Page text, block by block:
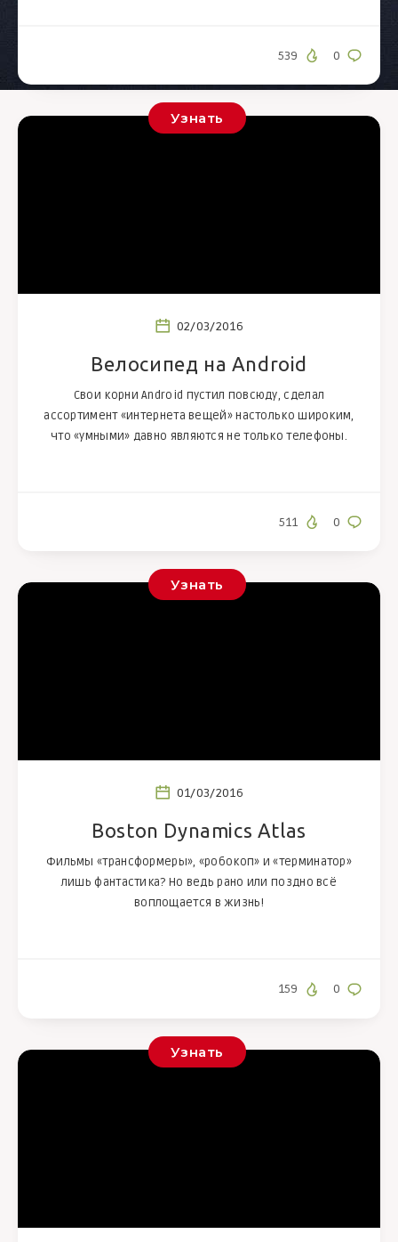
0
539
Узнать
02/03/2016
Велосипед на Android
Свои корни Android пустил повсюду, сделал
ассортимент «интернета вещей» настолько широким,
что «умными» давно являются не только телефоны.
0
511
Узнать
01/03/2016
Boston Dynamics Atlas
Фильмы «трансформеры», «робокоп» и «терминатор»
лишь фантастика? Но ведь рано или поздно всё
воплощается в жизнь!
0
159
Узнать